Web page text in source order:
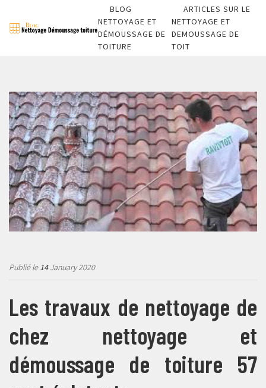
BLOG
NETTOYAGE ET
DÉMOUSSAGE DE
TOITURE
ARTICLES SUR LE
NETTOYAGE ET
DEMOUSSAGE DE
TOIT
Publié le14January 2020
Les travaux de nettoyage de
chez nettoyage et
démoussage de toiture 57